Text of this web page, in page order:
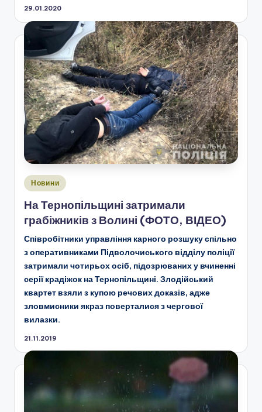
29.01.2020
Опубліковано
Новини
На Тернопільщині затримали
грабіжників з Волині (ФОТО, ВІДЕО)
Співробітники управління карного розшуку спільно
з оперативниками Підволочиського відділу поліції
затримали чотирьох осіб, підозрюваних у вчиненні
серії крадіжок на Тернопільщині. Злодійський
квартет взяли з купою речових доказів, адже
зловмисники якраз поверталися з чергової
вилазки.
21.11.2019